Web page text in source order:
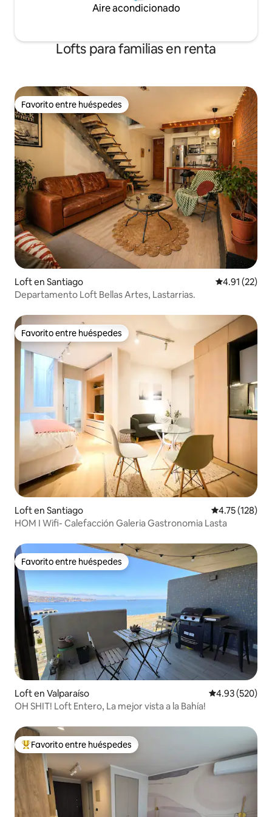
está a menos de 2 calles. Sin
estacionamento, en caso de requerir
estacionamientos cercanos.
Aire acondicionado
Lofts para familias en renta
Favorito entre huéspedes
Favorito entre huéspedes
Loft en Santiago Calificación
4.91 (22)
Departamento Loft Bellas Artes, Lastarrias.
Favorito entre huéspedes
Favorito entre huéspedes
Loft en Santiago Calificación
4.75 (128)
HOM I Wifi- Calefacción Galeria Gastronomia Lasta
Favorito entre huéspedes
Favorito entre huéspedes
Loft en Valparaíso Calificación
4.93 (520)
OH SHIT! Loft Entero, La mejor vista a la Bahía!
De los mejores en Favorito entre huéspedes
Favorito entre huéspedes